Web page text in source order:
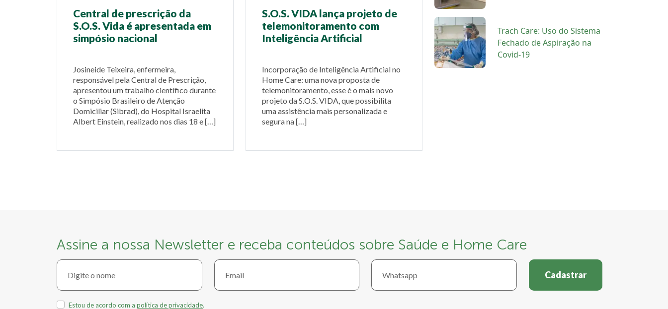
Central de prescrição da
S.O.S. Vida é apresentada em
simpósio nacional
Josineide Teixeira, enfermeira,
responsável pela Central de Prescrição,
apresentou um trabalho científico durante
o Simpósio Brasileiro de Atenção
Domiciliar (Sibrad), do Hospital Israelita
Albert Einstein, realizado nos dias 18 e […]
S.O.S. VIDA lança projeto de
telemonitoramento com
Inteligência Artificial
Incorporação de Inteligência Artificial no
Home Care: uma nova proposta de
telemonitoramento, esse é o mais novo
projeto da S.O.S. VIDA, que possibilita
uma assistência mais personalizada e
segura na […]
Trach Care: Uso do Sistema
Fechado de Aspiração na
Covid-19
Assine a nossa Newsletter e receba conteúdos sobre Saúde e Home Care
Cadastrar
Estou de acordo com a política de privacidade.